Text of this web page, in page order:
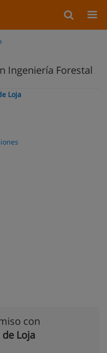
Ingeniería Forestal
Loja
con
Loja